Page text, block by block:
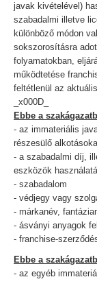
IRODÁK
javak kivételével)
szabadalmi illetve
különböző módon
sokszorosításra
folyamatokban,
működtetése
feltétlenül az
_x000D_
Ebbe a
- az immateriális
részesülő
- a szabadalmi díj,
eszközök
- szabadalom
- védjegy vagy
- márkanév,
- ásványi anyagok
- franchise-
Ebbe a
- az egyéb